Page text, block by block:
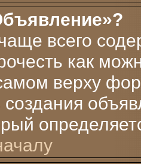
всего
как
верху